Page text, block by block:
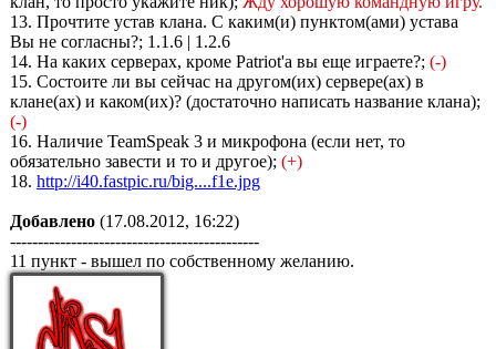
13. Прочтите устав клана. С каким(и) пунктом(ами) устава
Вы не согласны?; 1.1.6 | 1.2.6
14. На каких серверах, кроме Patriot'a вы еще играете?; (-)
15. Состоите ли вы сейчас на другом(их) сервере(ах) в
клане(ах) и каком(их)? (достаточно написать название клана);
(-)
16. Наличие TeamSpeak 3 и микрофона (если нет, то
обязательно завести и то и другое); (+)
18. http://i40.fastpic.ru/big....f1e.jpg
Добавлено (17.08.2012, 16:22)
---------------------------------------------
11 пункт - вышел по собственному желанию.